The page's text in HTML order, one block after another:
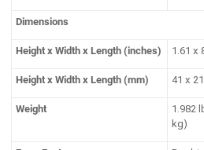
Dimensions
Height x Width x Length (inches) 1.61 x
Height x Width x Length (mm) 41 x
Weight
1.982
kg)